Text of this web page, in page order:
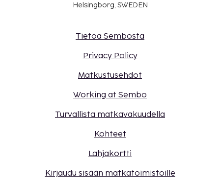
Helsingborg, SWEDEN
Tietoa Sembosta
Privacy Policy
Matkustusehdot
Working at Sembo
Turvallista matkavakuudella
Kohteet
Lahjakortti
Kirjaudu sisään matkatoimistoille